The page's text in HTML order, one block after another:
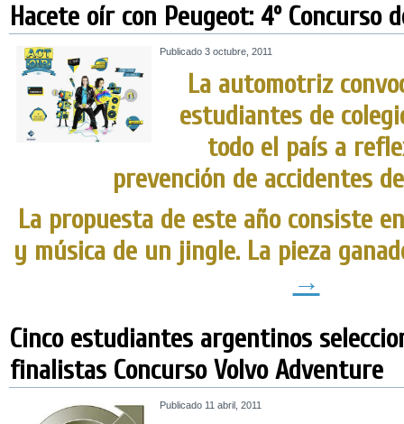
Hacete oír con Peugeot: 4º Concurso
Publicado 3 octubre, 2011
La automotriz
estudiantes de
todo el país a
prevención de accidentes
La propuesta de este año consiste
y música de un jingle. La pieza
→
Cinco estudiantes argentinos
finalistas Concurso Volvo Adventure
Publicado 11 abril, 2011